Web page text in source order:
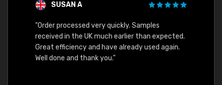
SUSAN A
"Order processed very quickly. Samples
received in the UK much earlier than expected.
Great efficiency and have already used again.
Well done and thank you."